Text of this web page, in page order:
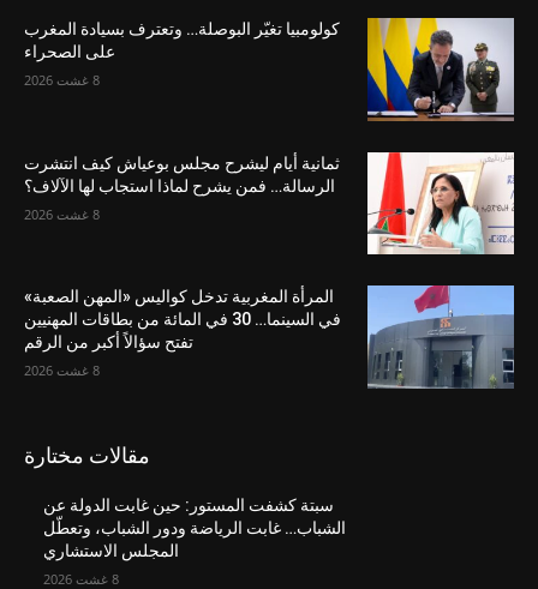
كولومبيا تغيّر البوصلة… وتعترف بسيادة المغرب
على الصحراء
8 غشت 2026
ثمانية أيام ليشرح مجلس بوعياش كيف انتشرت
الرسالة… فمن يشرح لماذا استجاب لها الآلاف؟
8 غشت 2026
المرأة المغربية تدخل كواليس «المهن الصعبة»
في السينما… 30 في المائة من بطاقات المهنيين
تفتح سؤالاً أكبر من الرقم
8 غشت 2026
مقالات مختارة
سبتة كشفت المستور: حين غابت الدولة عن
الشباب… غابت الرياضة ودور الشباب، وتعطّل
المجلس الاستشاري
8 غشت 2026